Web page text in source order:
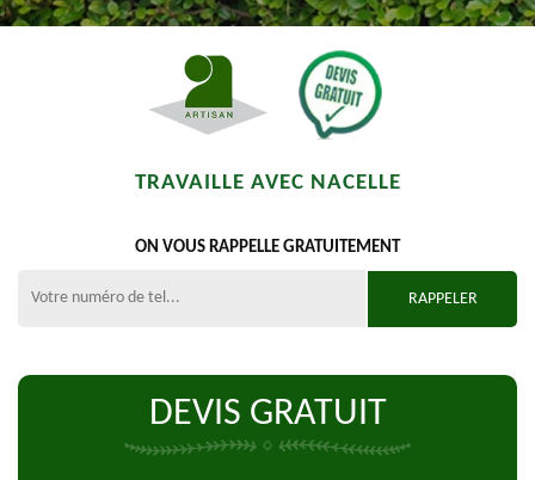
TRAVAILLE AVEC NACELLE
ON VOUS RAPPELLE GRATUITEMENT
DEVIS GRATUIT